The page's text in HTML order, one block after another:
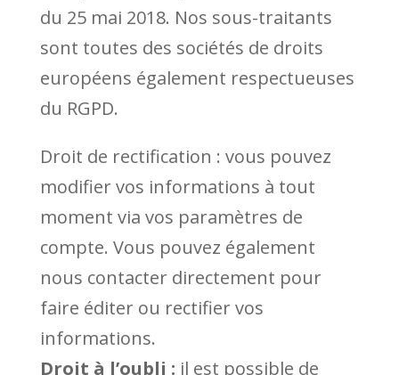
du 25 mai 2018. Nos sous-traitants
sont toutes des sociétés de droits
européens également respectueuses
du RGPD.
Droit de rectification : vous pouvez
modifier vos informations à tout
moment via vos paramètres de
compte. Vous pouvez également
nous contacter directement pour
faire éditer ou rectifier vos
informations.
Droit à l’oubli : il est possible de